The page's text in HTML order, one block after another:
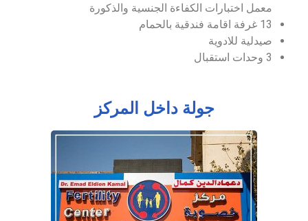
معمل اختبارات الكفاءة الجنسية والذكورة
13 غرفة اقامة فندقية بالحمام
صيدلية للادوية
3 وحدات استقبال
جولة داخل المركز